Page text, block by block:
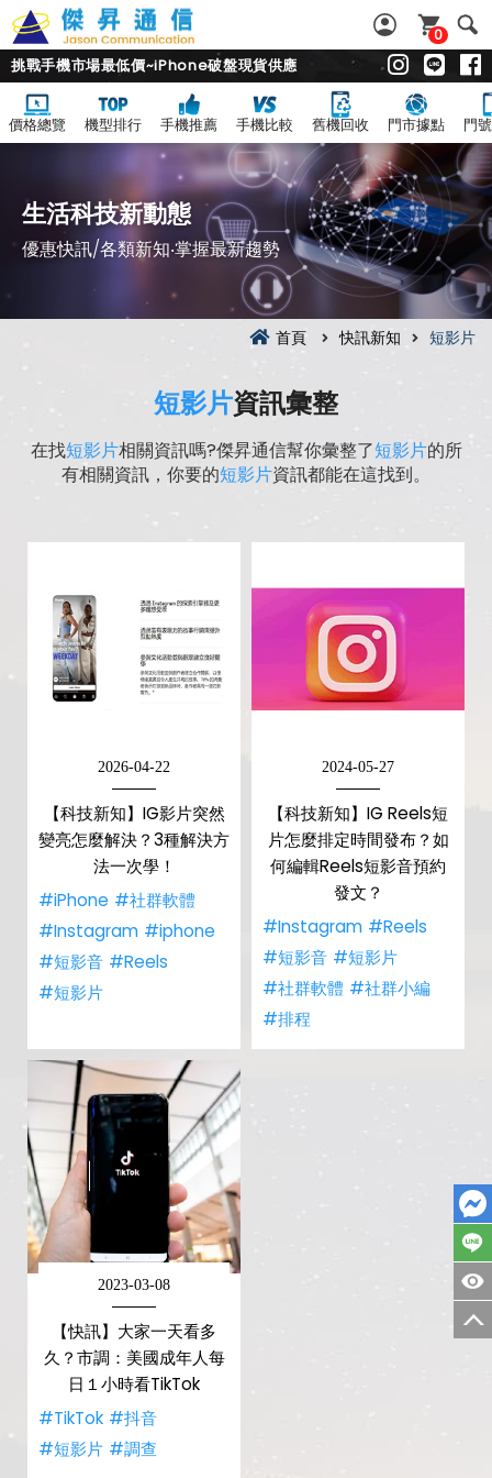
0
挑戰手機市場最低價~iPhone破盤現貨供應
價格總覽 機型排行 手機推薦 手機比較 舊機回收 門市據點 門
生活科技新動態
優惠快訊/各類新知‧掌握最新趨勢
首頁 快訊新知 短影片
短影片資訊彙整
在找短影片相關資訊嗎?傑昇通信幫你彙整了短影片的所
有相關資訊，你要的短影片資訊都能在這找到。
2026-04-22
【科技新知】IG影片突然
變亮怎麼解決？3種解決方
法一次學！
#iPhone #社群軟體
#Instagram #iphone
#短影音 #Reels
#短影片
2024-05-27
【科技新知】IG Reels短
片怎麼排定時間發布？如
何編輯Reels短影音預約
發文？
#Instagram #Reels
#短影音 #短影片
#社群軟體 #社群小編
#排程
2023-03-08
【快訊】大家一天看多
久？市調：美國成年人每
日１小時看TikTok
#TikTok #抖音
#短影片 #調查